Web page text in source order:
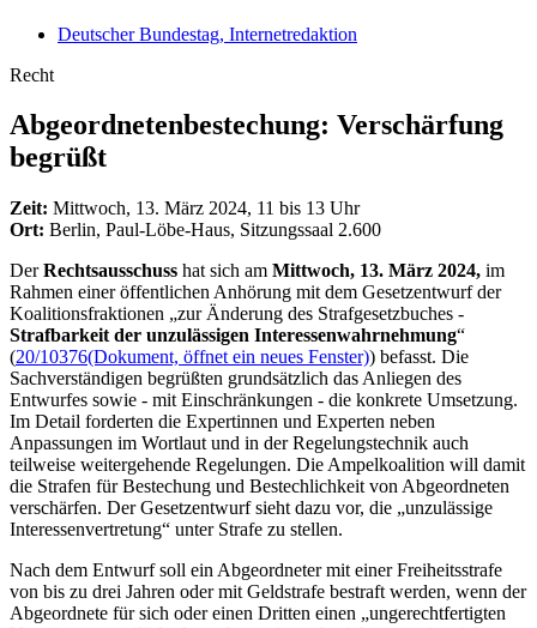
Deutscher Bundestag, Internetredaktion
Recht
Abgeordnetenbestechung: Verschärfung
begrüßt
Zeit: Mittwoch, 13. März 2024, 11 bis 13 Uhr
Ort: Berlin, Paul-Löbe-Haus, Sitzungssaal 2.600
DerRechtsausschuss hat sich am Mittwoch, 13. März 2024, im
Rahmen einer öffentlichen Anhörung mit dem Gesetzentwurf der
Koalitionsfraktionen „zur Änderung des Strafgesetzbuches -
Strafbarkeit der unzulässigen Interessenwahrnehmung“
(20/10376(Dokument, öffnet ein neues Fenster)) befasst. Die
Sachverständigen begrüßten grundsätzlich das Anliegen des
Entwurfes sowie - mit Einschränkungen - die konkrete Umsetzung.
Im Detail forderten die Expertinnen und Experten neben
Anpassungen im Wortlaut und in der Regelungstechnik auch
teilweise weitergehende Regelungen. Die Ampelkoalition will damit
die Strafen für Bestechung und Bestechlichkeit von Abgeordneten
verschärfen. Der Gesetzentwurf sieht dazu vor, die „unzulässige
Interessenvertretung“ unter Strafe zu stellen.
Nach dem Entwurf soll ein Abgeordneter mit einer Freiheitsstrafe
von bis zu drei Jahren oder mit Geldstrafe bestraft werden, wenn der
Abgeordnete für sich oder einen Dritten einen „ungerechtfertigten